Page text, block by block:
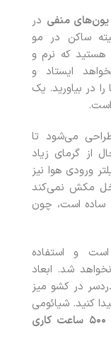
یون‌‌های منفی در
ساکن در مو
هستید که نرم و
ایستاد و
در بیاورید. یک
می‌شود تا
از گرمای زیاد
ورودی هوا نیز
مکش نمی‌کند
است، چون
است و استفاده
شد. ابعاد
در کشو میز
کنید. شیائومی
۵۰۰ ساعت کاری